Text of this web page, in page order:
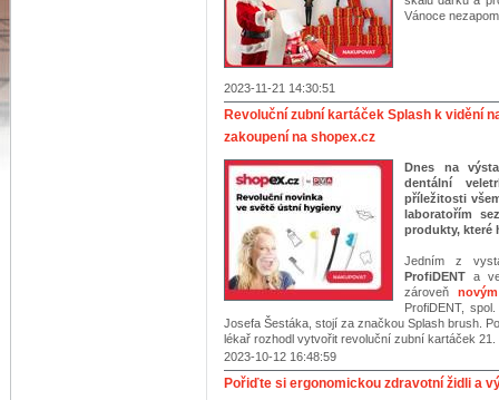
Vánoce
2023-11-21 14:30:51
Revoluční zubní kartáček Splash k vidění
zakoupení na shopex.cz
Dnes na
dentální
příležitosti
laboratořím
produkty, které
Jedním z
ProfiDENT a
zároveň
ProfiDENT,
Josefa Šestáka, stojí za značkou Splash brush.
lékař rozhodl vytvořit revoluční zubní kartáček 21.
2023-10-12 16:48:59
Pořiďte si ergonomickou zdravotní židli a